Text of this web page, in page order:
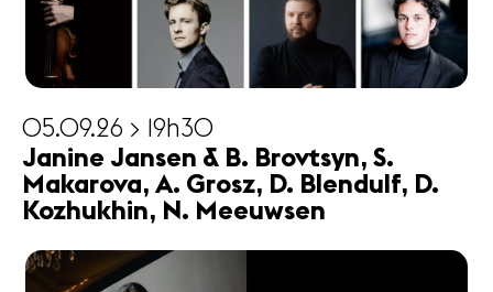
05.09.26 > 19h30
Janine Jansen & B. Brovtsyn, S.
Makarova, A. Grosz, D. Blendulf, D.
Kozhukhin, N. Meeuwsen